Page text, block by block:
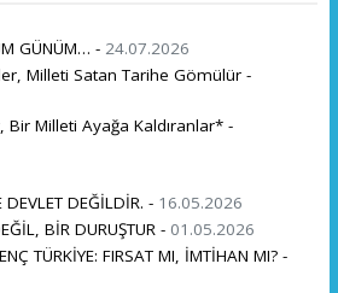
GÜNÜM… - 24.07.2026
Milleti Satan Tarihe Gömülür -
Milleti Ayağa Kaldıranlar* -
DEVLET DEĞİLDİR. - 16.05.2026
BİR DURUŞTUR - 01.05.2026
TÜRKİYE: FIRSAT MI, İMTİHAN MI? -